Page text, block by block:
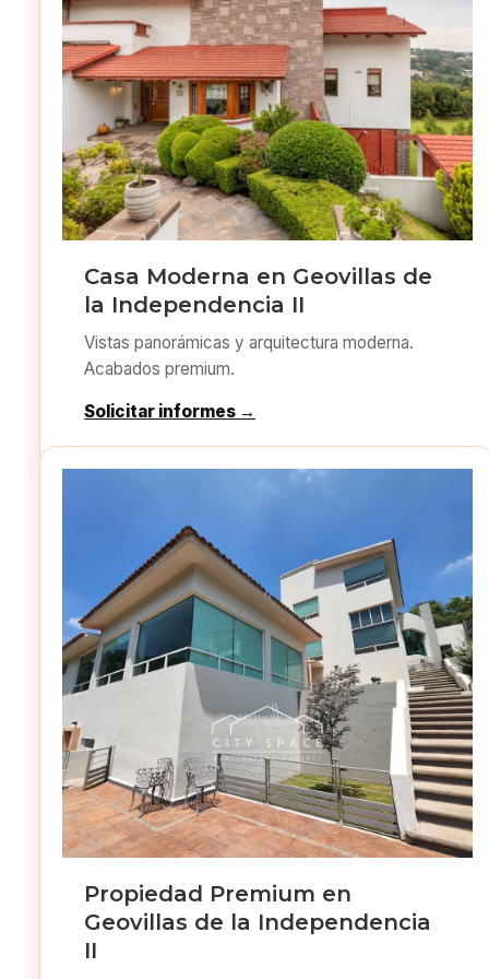
Casa Moderna en Geovillas de
la Independencia II
Vistas panorámicas y arquitectura moderna.
Acabados premium.
Solicitar informes →
Propiedad Premium en
Geovillas de la Independencia
II